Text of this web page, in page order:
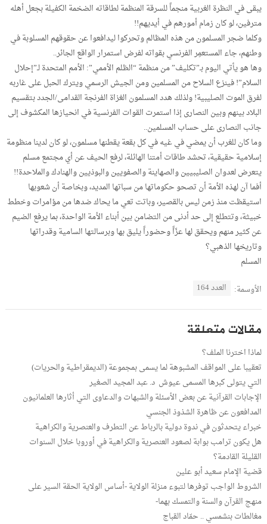
يبقى في النظرة الغربية منجماً للسرقة المنظمة لطاقاته الضخمة الكفيلة بجعل أهله
مترفين، لو كان زمام أمورهم في أيديهم!!
وكلما ضجر المسلمون من هذه المظالم وتحركوا ليدافعوا عن حقوقهم المسلوبة في
وطنهم، جاء المستعمِر الفرنسي بقواته لفرض استمرار الواقع الجائر..
وها هو يأتي اليوم بـ”تكليف” من منظمة “الظلم الأممي”: الأمم المتحدة لـ”إحلال
السلام”! فينزع السلاح من المسلمين ومن الجيش الرسمي ويترك الحبل على غاربه
لفرق الموت الصليبية! ولذلك هدد المسلمون الغزاة الفرنجة القدامى/الجدد بتقسيم
البلاد بينهم وبين النصارى إذا استمرت القوات الفرنسية في انحيازها المكشوف إلى
جانب النصارى على حساب المسلمين..
وما كان للغرب أن يمضي في غيه في كل بقعة يقطنها مسلمون، لو كان لدينا منظومة
إسلامية حقيقية، تحشد طاقات أمتنا الهائلة، لرفع الحيف عن أي مجتمع مسلم
يتعرض لعدوان الصليبيين والصهاينة والصفويين والبوذيين والهنادك والملاحدة!!
أفما آن لهذه الأمة أن تصحو حكوماتها من سباتها المديد، وبخاصة أن شعوبها
استيقظت منذ زمن ليس بالقصير، وباتت تعي ما يحاك ضدها من مؤامرات وخطط
خبيثة، وتتطلع إلى حد أدنى من التضامن بين أبناء الأمة الواحدة، بما يرفع الضيم
عن كثير منهم ويحقق لها عزّاً وحضوراً يليق بها وبرسالتها السامية وقدراتها
وتاريخها الذهبي؟
المسلم
الأوسمة: العدد 164
مقالات متعلقة
لماذا اخترنا الملف؟
‏تعقيبا على المواقف المشبوهة لما يسمى بمجموعة (الديمقراطية والحريات)
التي يتولى كبرها المسمى عيوش ‏ د. عبد المجيد الصغير
الإجابات القرآنية عن بعض الأسئلة والشبهات والدعاوى التي أثارها العلمانيون
المدافعون عن ظاهرة الشذوذ الجنسي
خبراء يتحدثون في ندوة دولية بالرباط عن التطرف والعنصرية والكراهية
هل يكون ترامب بوابة لصعود العنصرية والكراهية في أوروبا خلال السنوات
القليلة القادمة؟
قضية الإمام سعيد أبو علين
الشروط الواجب توفرها لتبوء منزلة الولاية -أساس الولاية الحقة السير على
منهج القرآن والسنة والتمسك بهما-
مغالطات بنشمسي .. حمّاد القباج